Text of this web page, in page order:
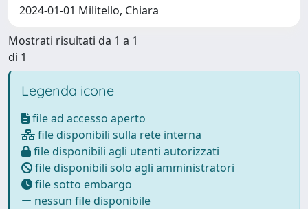
2024-01-01 Militello, Chiara
Mostrati risultati da 1 a 1
di 1
Legenda icone
file ad accesso aperto
file disponibili sulla rete interna
file disponibili agli utenti autorizzati
file disponibili solo agli amministratori
file sotto embargo
nessun file disponibile